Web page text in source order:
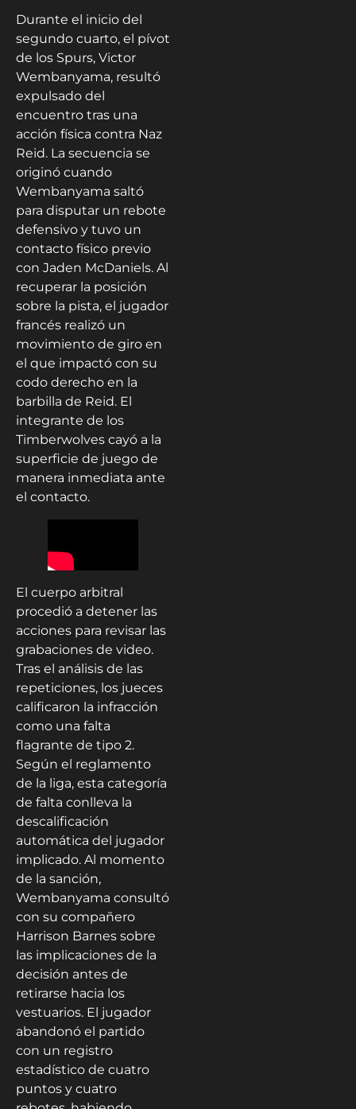
Durante el inicio del
segundo cuarto, el pívot
de los Spurs, Victor
Wembanyama, resultó
expulsado del
encuentro tras una
acción física contra Naz
Reid. La secuencia se
originó cuando
Wembanyama saltó
para disputar un rebote
defensivo y tuvo un
contacto físico previo
con Jaden McDaniels. Al
recuperar la posición
sobre la pista, el jugador
francés realizó un
movimiento de giro en
el que impactó con su
codo derecho en la
barbilla de Reid. El
integrante de los
Timberwolves cayó a la
superficie de juego de
manera inmediata ante
el contacto.
El cuerpo arbitral
procedió a detener las
acciones para revisar las
grabaciones de video.
Tras el análisis de las
repeticiones, los jueces
calificaron la infracción
como una falta
flagrante de tipo 2.
Según el reglamento
de la liga, esta categoría
de falta conlleva la
descalificación
automática del jugador
implicado. Al momento
de la sanción,
Wembanyama consultó
con su compañero
Harrison Barnes sobre
las implicaciones de la
decisión antes de
retirarse hacia los
vestuarios. El jugador
abandonó el partido
con un registro
estadístico de cuatro
puntos y cuatro